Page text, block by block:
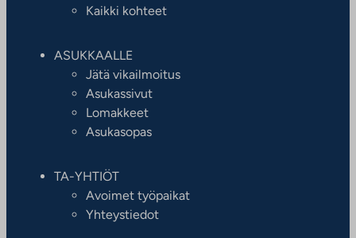
Kaikki kohteet
ASUKKAALLE
Jätä vikailmoitus
Asukassivut
Lomakkeet
Asukasopas
TA-YHTIÖT
Avoimet työpaikat
Yhteystiedot